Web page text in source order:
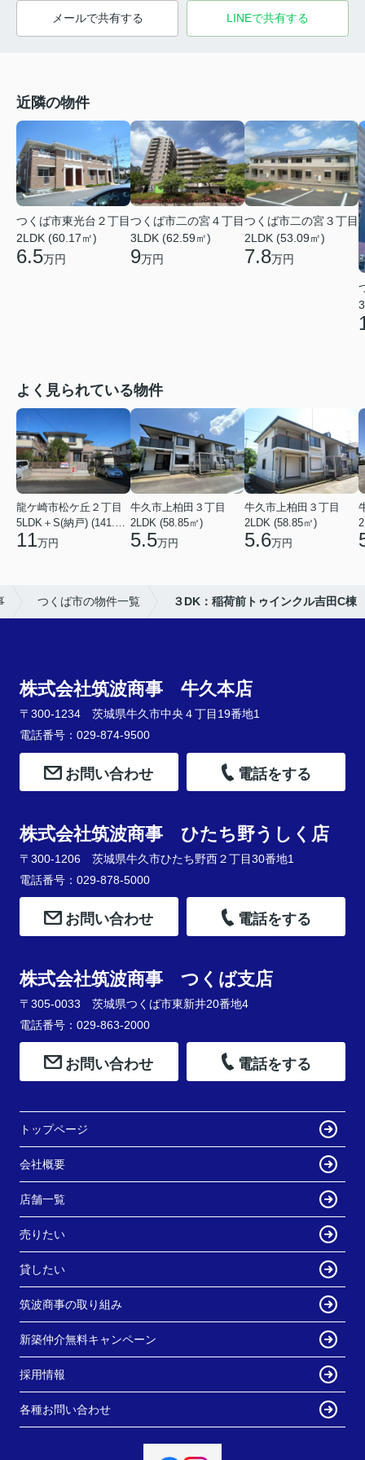
メールで共有する LINEで共有する
近隣の物件
つくば市東光台２丁目
2LDK (60.17㎡)
6.5万円
つくば市二の宮４丁目
3LDK (62.59㎡)
9万円
つくば市二の宮３丁目
2LDK (53.09㎡)
7.8万円
よく見られている物件
龍ケ崎市松ケ丘２丁目
11万円
牛久市上柏田３丁目
2LDK (58.85㎡)
5.5万円
牛久市上柏田３丁目
2LDK (58.85㎡)
5.6万円
つくば市の物件一覧 ３DK：稲荷前トゥインクル吉田C棟
株式会社筑波商事 牛久本店
〒300-1234 茨城県牛久市中央４丁目19番地1
電話番号：029-874-9500
お問い合わせ 電話をする
株式会社筑波商事 ひたち野うしく店
〒300-1206 茨城県牛久市ひたち野西２丁目30番地1
電話番号：029-878-5000
お問い合わせ 電話をする
株式会社筑波商事 つくば支店
〒305-0033 茨城県つくば市東新井20番地4
電話番号：029-863-2000
お問い合わせ 電話をする
トップページ
会社概要
店舗一覧
売りたい
貸したい
筑波商事の取り組み
新築仲介無料キャンペーン
採用情報
各種お問い合わせ